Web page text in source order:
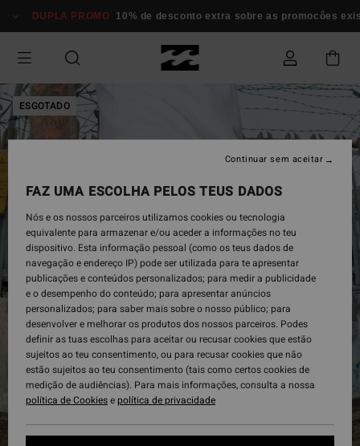
para
informação
produto
DUPLA PROMO 10% de desconto extra sobre as promocôes
ESGOTADO
FAZ UMA ESCOLHA PELOS TEUS DADOS
Nós e os nossos parceiros utilizamos cookies ou tecnologia
equivalente para armazenar e/ou aceder a informações no teu
dispositivo. Esta informação pessoal (como os teus dados de
navegação e endereço IP) pode ser utilizada para te apresentar
publicações e conteúdos personalizados; para medir a publicidade
e o desempenho do conteúdo; para apresentar anúncios
personalizados; para saber mais sobre o nosso público; para
desenvolver e melhorar os produtos dos nossos parceiros. Podes
definir as tuas escolhas para aceitar ou recusar cookies que estão
sujeitos ao teu consentimento, ou para recusar cookies que não
estão sujeitos ao teu consentimento (tais como certos cookies de
medição de audiências). Para mais informações, consulta a nossa
política de Cookiesepolítica de privacidade
Continuar sem aceitar